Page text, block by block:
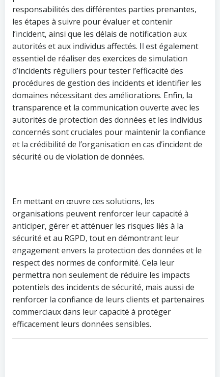
responsabilités des différentes parties prenantes,
les étapes à suivre pour évaluer et contenir
l’incident, ainsi que les délais de notification aux
autorités et aux individus affectés. Il est également
essentiel de réaliser des exercices de simulation
d’incidents réguliers pour tester l’efficacité des
procédures de gestion des incidents et identifier les
domaines nécessitant des améliorations. Enfin, la
transparence et la communication ouverte avec les
autorités de protection des données et les individus
concernés sont cruciales pour maintenir la confiance
et la crédibilité de l’organisation en cas d’incident de
sécurité ou de violation de données.
En mettant en œuvre ces solutions, les
organisations peuvent renforcer leur capacité à
anticiper, gérer et atténuer les risques liés à la
sécurité et au RGPD, tout en démontrant leur
engagement envers la protection des données et le
respect des normes de conformité. Cela leur
permettra non seulement de réduire les impacts
potentiels des incidents de sécurité, mais aussi de
renforcer la confiance de leurs clients et partenaires
commerciaux dans leur capacité à protéger
efficacement leurs données sensibles.